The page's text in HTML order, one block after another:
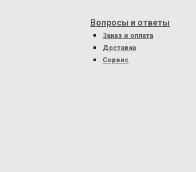
Вопросы и ответы
Заказ и оплата
Доставка
Сервис